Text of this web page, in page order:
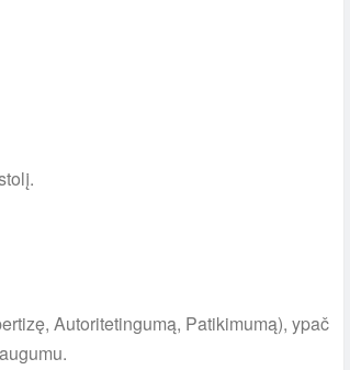
Autoritetingumą, Patikimumą), ypač